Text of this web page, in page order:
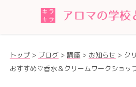
トップ > ブログ > 講座 > お知らせ > ク
おすすめ♡香水＆クリームワークショッ